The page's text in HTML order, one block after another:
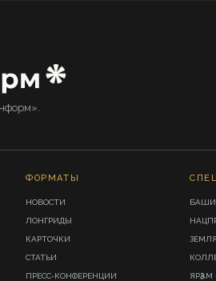
ФОРМАТЫ
НОВОСТИ
ЛОНГРИДЫ
КАРТОЧКИ
СТАТЬИ
ПРЕСС-КОНФЕРЕНЦИИ